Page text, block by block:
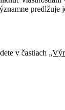
v častiach